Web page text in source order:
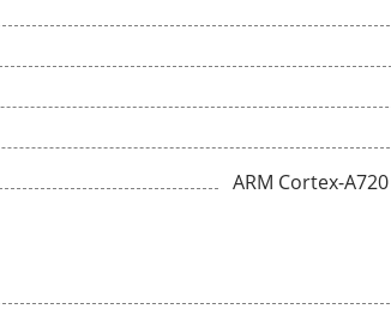
ARM Cortex-